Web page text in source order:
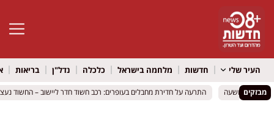
פתח
העיר שלי חדשות מלחמה בישראל כלכלה נדל"ן בריאות
מבזקים התרעה על חדירת מחבלים בעופרים: רכב חשוד חדר ליישוב – החשוד
התרעה על חדירת מחבלים בעופרים: רכב חשוד חדר ליישוב – החשוד